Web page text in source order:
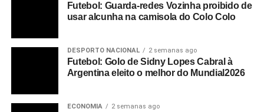
Futebol: Guarda-redes Vozinha proibido de
usar alcunha na camisola do Colo Colo
DESPORTO NACIONAL 2 semanas ago
Futebol: Golo de Sidny Lopes Cabral à
Argentina eleito o melhor do Mundial2026
ECONOMIA 2 semanas ago